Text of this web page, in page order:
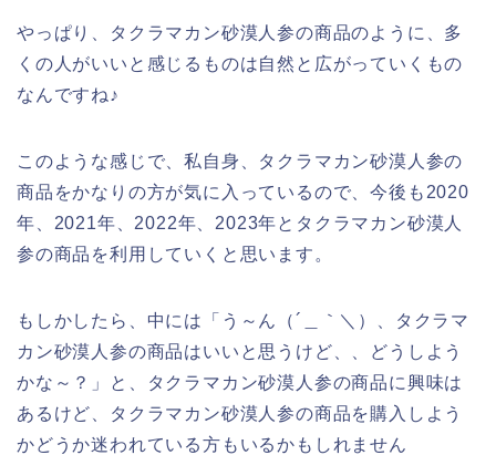
やっぱり、タクラマカン砂漠人参の商品のように、多
くの人がいいと感じるものは自然と広がっていくもの
なんですね♪
このような感じで、私自身、タクラマカン砂漠人参の
商品をかなりの方が気に入っているので、今後も2020
年、2021年、2022年、2023年とタクラマカン砂漠人
参の商品を利用していくと思います。
もしかしたら、中には「う～ん（´＿｀＼）、タクラマ
カン砂漠人参の商品はいいと思うけど、、どうしよう
かな～？」と、タクラマカン砂漠人参の商品に興味は
あるけど、タクラマカン砂漠人参の商品を購入しよう
かどうか迷われている方もいるかもしれません